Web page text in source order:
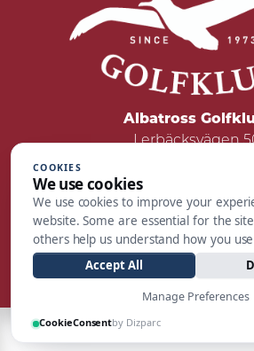
Albatross
Lerbäcksvägen
Tel: 031 - 55 05
Mail:
COOKIES
We use cookies
We use cookies to improve your
website. Some are essential for the
others help us understand how you
Accept All
Manage Preferences
CookieConsentby Dizparc